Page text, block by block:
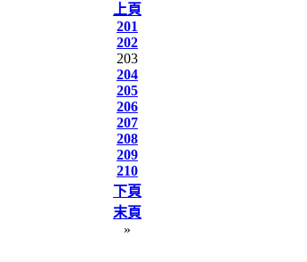
上頁
201
202
203
204
205
206
207
208
209
210
下頁
末頁
»